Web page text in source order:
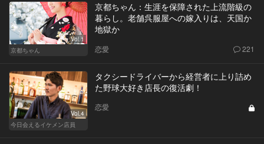
Vol.1
京都ちゃん
京都ちゃん：生涯を保障された上流階級の
暮らし。老舗呉服屋への嫁入りは、天国か
地獄か
恋愛 221
Vol.4
今日会えるイケメン店員
タクシードライバーから経営者に上り詰め
た野球大好き店長の復活劇！
恋愛